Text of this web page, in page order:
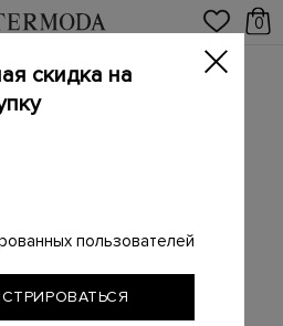
0
/ Ремни
эффектом
скидка на
пользователей